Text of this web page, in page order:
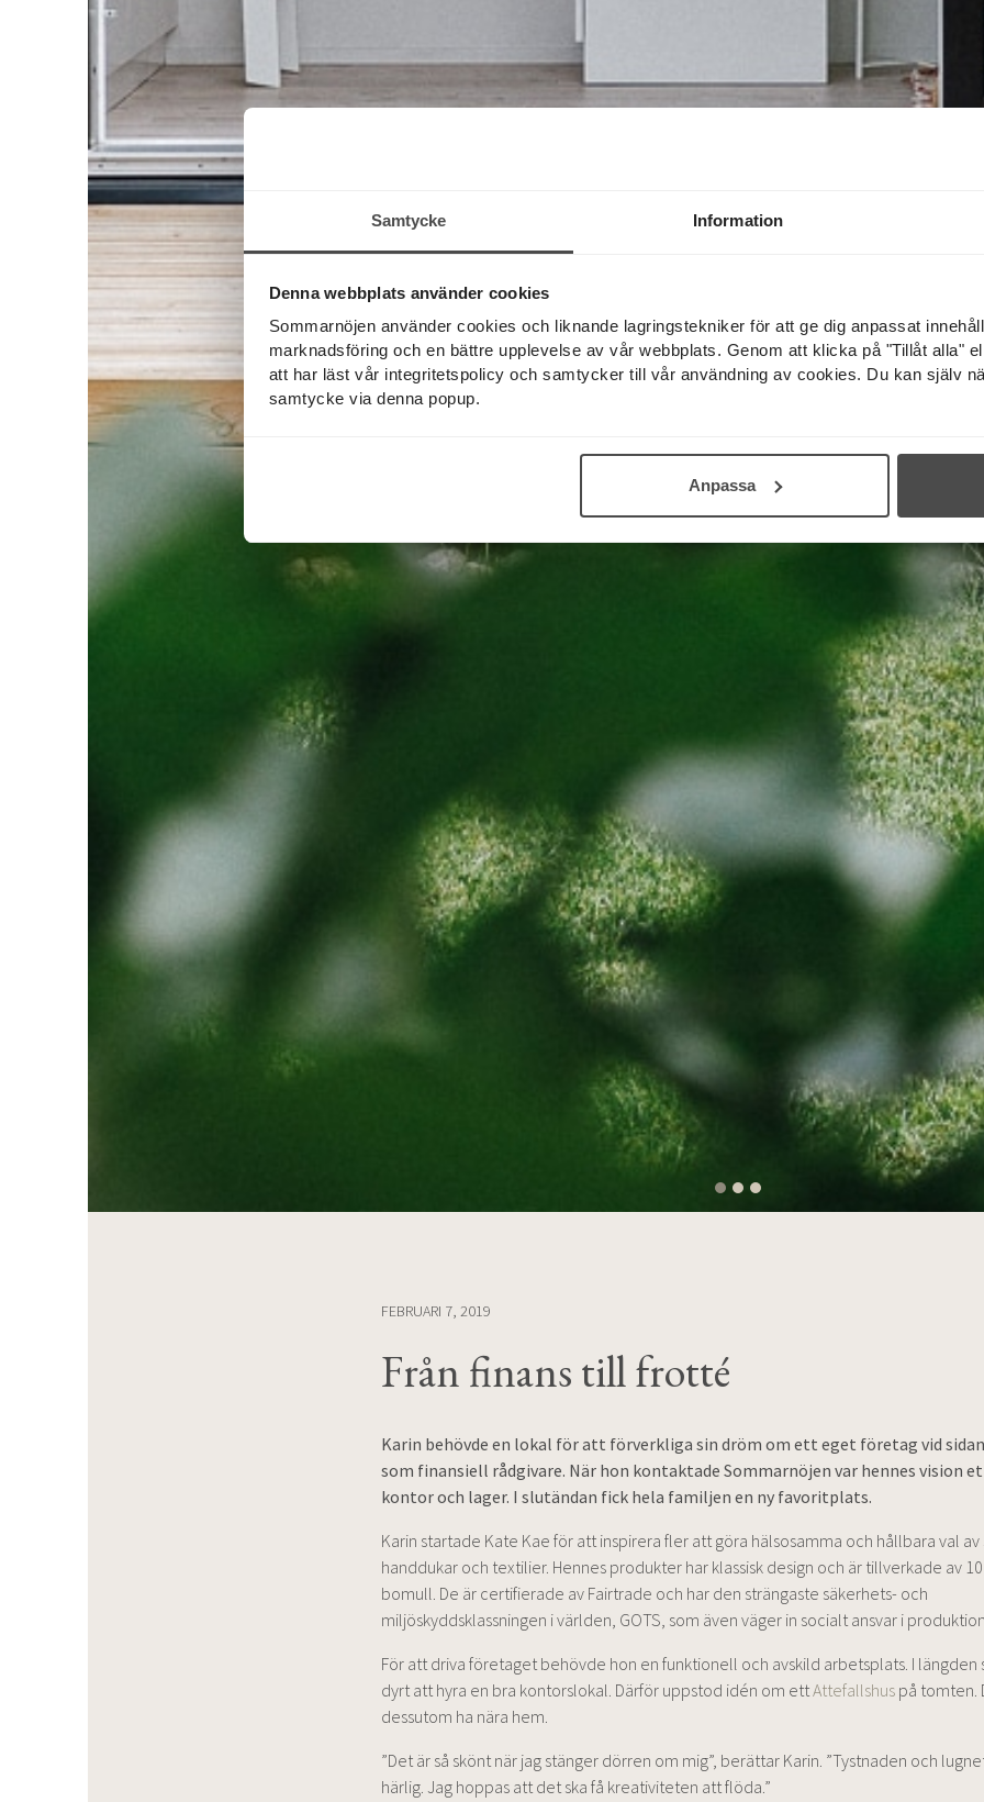
Samtycke Information
Denna webbplats använder cookies
Sommarnöjen använder cookies och liknande lagringstekniker för att ge dig anpassat
marknadsföring och en bättre upplevelse av vår webbplats. Genom att klicka på "Tillåt alla"
att har läst vår integritetspolicy och samtycker till vår användning av cookies. Du kan själv
samtycke via denna popup.
Anpassa
FEBRUARI 7, 2019
Från finans till frotté
Karin behövde en lokal för att förverkliga sin dröm om ett eget företag vid
som finansiell rådgivare. När hon kontaktade Sommarnöjen var hennes vision
kontor och lager. I slutändan fick hela familjen en ny favoritplats.
Karin startade Kate Kae för att inspirera fler att göra hälsosamma och hållbara val
handdukar och textilier. Hennes produkter har klassisk design och är tillverkade av
bomull. De är certifierade av Fairtrade och har den strängaste säkerhets- och
miljöskyddsklassningen i världen, GOTS, som även väger in socialt ansvar i
För att driva företaget behövde hon en funktionell och avskild arbetsplats. I längden
dyrt att hyra en bra kontorslokal. Därför uppstod idén om ettAttefallshus på tomten.
dessutom ha nära hem.
”Det är så skönt när jag stänger dörren om mig”, berättar Karin. ”Tystnaden och
härlig. Jag hoppas att det ska få kreativiteten att flöda.”